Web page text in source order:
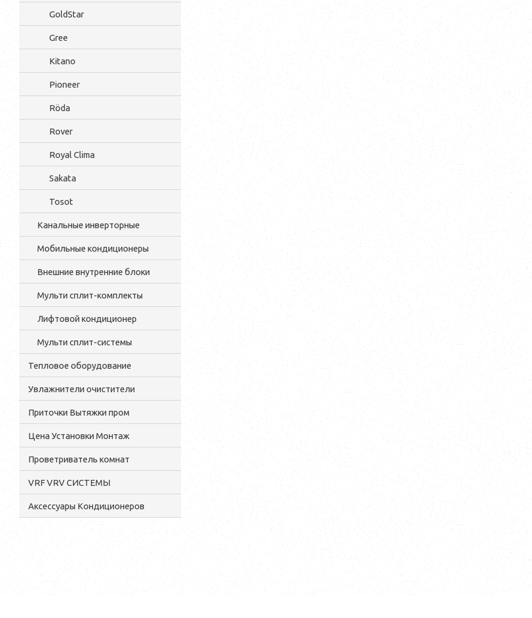
GoldStar
Gree
Kitano
Pioneer
Röda
Rover
Royal Clima
Sakata
Tosot
Канальные инверторные
Мобильные кондиционеры
Внешние внутренние блоки
Мульти cплит-комплекты
Лифтовой кондиционер
Мульти сплит-системы
Тепловое оборудование
Увлажнители очистители
Приточки Вытяжки пром
Цена Установки Монтаж
Проветриватель комнат
VRF VRV СИСТЕМЫ
Аксессуары Кондиционеров